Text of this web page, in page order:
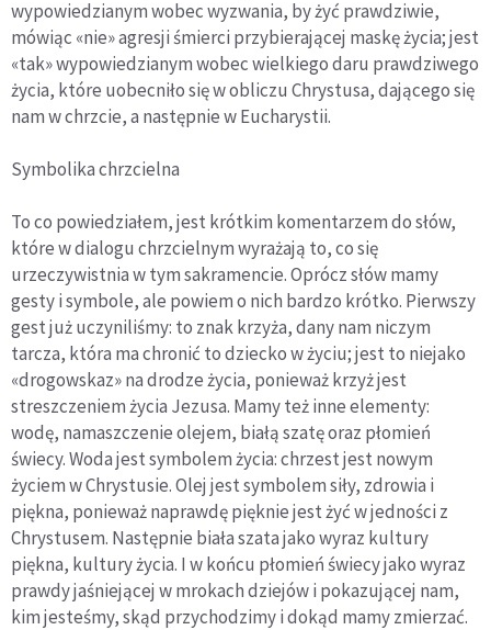
wypowiedzianym wobec wyzwania, by żyć prawdziwie,
mówiąc «nie» agresji śmierci przybierającej maskę życia; jest
«tak» wypowiedzianym wobec wielkiego daru prawdziwego
życia, które uobecniło się w obliczu Chrystusa, dającego się
nam w chrzcie, a następnie w Eucharystii.
Symbolika chrzcielna
To co powiedziałem, jest krótkim komentarzem do słów,
które w dialogu chrzcielnym wyrażają to, co się
urzeczywistnia w tym sakramencie. Oprócz słów mamy
gesty i symbole, ale powiem o nich bardzo krótko. Pierwszy
gest już uczyniliśmy: to znak krzyża, dany nam niczym
tarcza, która ma chronić to dziecko w życiu; jest to niejako
«drogowskaz» na drodze życia, ponieważ krzyż jest
streszczeniem życia Jezusa. Mamy też inne elementy:
wodę, namaszczenie olejem, białą szatę oraz płomień
świecy. Woda jest symbolem życia: chrzest jest nowym
życiem w Chrystusie. Olej jest symbolem siły, zdrowia i
piękna, ponieważ naprawdę pięknie jest żyć w jedności z
Chrystusem. Następnie biała szata jako wyraz kultury
piękna, kultury życia. I w końcu płomień świecy jako wyraz
prawdy jaśniejącej w mrokach dziejów i pokazującej nam,
kim jesteśmy, skąd przychodzimy i dokąd mamy zmierzać.